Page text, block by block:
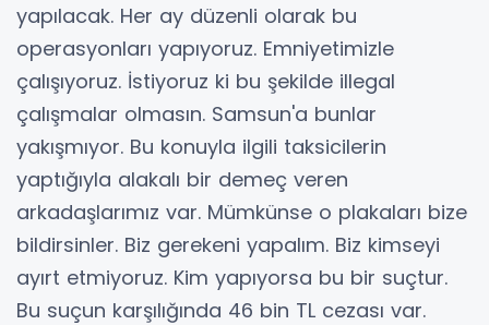
yapılacak. Her ay düzenli olarak bu
operasyonları yapıyoruz. Emniyetimizle
çalışıyoruz. İstiyoruz ki bu şekilde illegal
çalışmalar olmasın. Samsun'a bunlar
yakışmıyor. Bu konuyla ilgili taksicilerin
yaptığıyla alakalı bir demeç veren
arkadaşlarımız var. Mümkünse o plakaları bize
bildirsinler. Biz gerekeni yapalım. Biz kimseyi
ayırt etmiyoruz. Kim yapıyorsa bu bir suçtur.
Bu suçun karşılığında 46 bin TL cezası var.